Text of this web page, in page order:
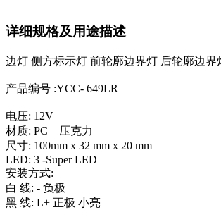
详细规格及用途描述
边灯 侧方标示灯 前轮廓边界灯 后轮廓边界
产品编号 :YCC- 649LR
电压: 12V
材质: PC 压克力
尺寸: 100mm x 32 mm x 20 mm
LED: 3 -Super LED
安装方式
白 线: - 负极
黑 线: L+ 正极 小亮